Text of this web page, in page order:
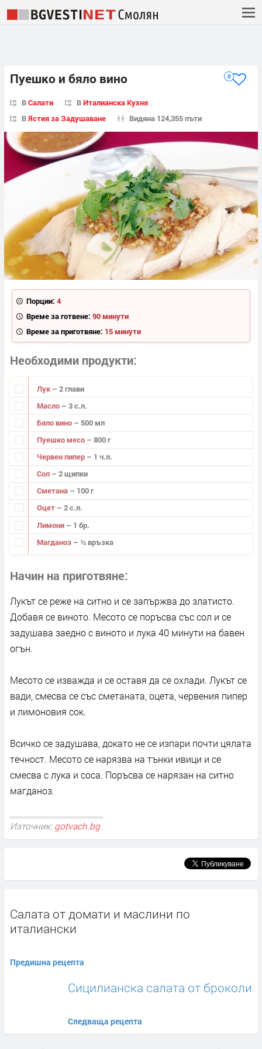
Пуешко и бяло вино 0
ВСалати ВИталианска Кухня
ВЯстия за Задушаване Видяна 124,355 пъти
Порции: 4
Време за готвене: 90 минути
Време за приготвяне: 15 минути
Необходими продукти
Лук – 2 глави
Масло – 3 с.л.
Бяло вино – 500 мл
Пуешко месо – 800 г
Червен пипер – 1 ч.л.
Сол – 2 щипки
Сметана – 100 г
Оцет – 2 с.л.
Лимони – 1 бр.
Магданоз – ½ връзка
Начин на приготвяне
Лукът се реже на ситно и се запържва до златисто.
Добавя се виното. Месото се поръсва със сол и се
задушава заедно с виното и лука 40 минути на бавен
огън.
Месото се изважда и се оставя да се охлади. Лукът се
вади, смесва се със сметаната, оцета, червения пипер
и лимоновия сок.
Всичко се задушава, докато не се изпари почти цялата
течност. Месото се нарязва на тънки ивици и се
смесва с лука и соса. Поръсва се нарязан на ситно
магданоз.
Източник: gotvach.bg
Салата от домати и маслини по
италиански
Предишна рецепта
Сицилианска салата от броколи
Следваща рецепта